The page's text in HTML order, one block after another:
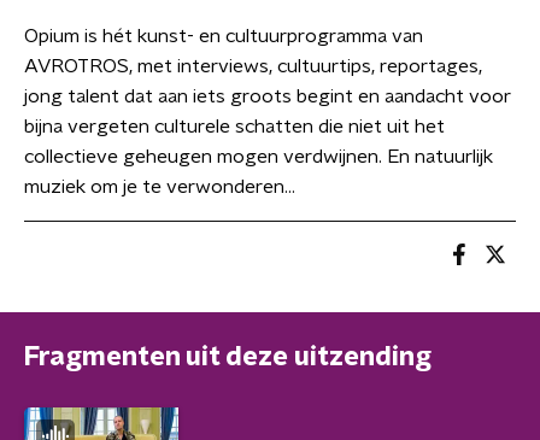
Opium is hét kunst- en cultuurprogramma van
AVROTROS, met interviews, cultuurtips, reportages,
jong talent dat aan iets groots begint en aandacht voor
bijna vergeten culturele schatten die niet uit het
collectieve geheugen mogen verdwijnen. En natuurlijk
muziek om je te verwonderen...
Fragmenten uit deze uitzending